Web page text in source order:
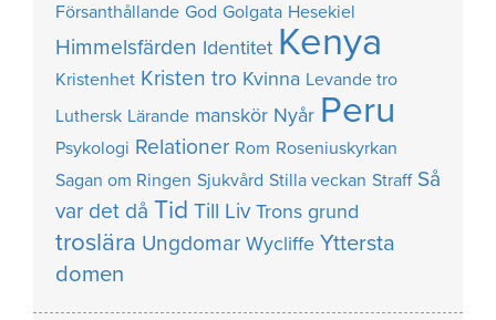
Försanthållande God Golgata Hesekiel
Himmelsfärden Identitet Kenya
Kristenhet Kristen tro Kvinna Levande tro
Luthersk Lärande manskör Nyår Peru
Psykologi Relationer Rom Roseniuskyrkan
Sagan om Ringen Sjukvård Stilla veckan Straff Så
var det då Tid Till Liv Trons grund
troslära Ungdomar Wycliffe Yttersta
domen